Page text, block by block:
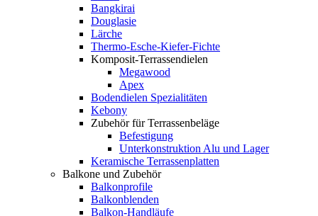
Bangkirai
Douglasie
Lärche
Thermo-Esche-Kiefer-Fichte
Komposit-Terrassendielen
Megawood
Apex
Bodendielen Spezialitäten
Kebony
Zubehör für Terrassenbeläge
Befestigung
Unterkonstruktion Alu und Lager
Keramische Terrassenplatten
Balkone und Zubehör
Balkonprofile
Balkonblenden
Balkon-Handläufe